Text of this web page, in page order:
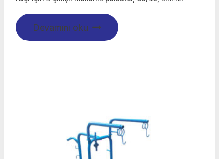
Devamını oku